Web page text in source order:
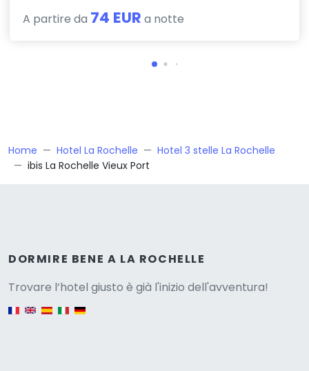
A partire da 74 EUR a notte
Home Hotel La Rochelle
Hotel 3 stelle La Rochelle
ibis La Rochelle Vieux Port
DORMIRE BENE A LA ROCHELLE
Trovare l’hotel giusto è già l'inizio dell'avventura!
English version